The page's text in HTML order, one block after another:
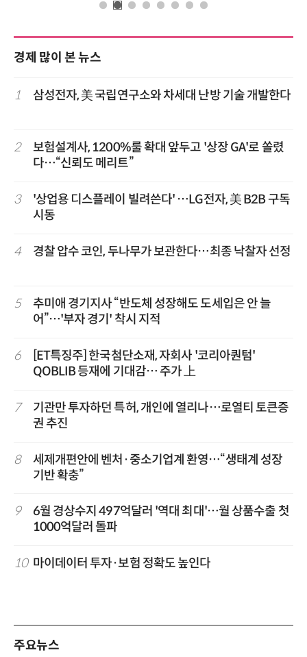
경제 많이 본 뉴스
1 삼성전자, 美 국립연구소와 차세대 난방 기술 개발한다
2
보험설계사, 1200%룰 확대 앞두고 '상장 GA'로 쏠렸
다…“신뢰도 메리트”
3
'상업용 디스플레이 빌려쓴다' …LG전자, 美 B2B 구독
시동
4 경찰 압수 코인, 두나무가 보관한다…최종 낙찰자 선정
5
추미애 경기지사 “반도체 성장해도 도세입은 안 늘
어”…'부자 경기' 착시 지적
6
[ET특징주] 한국첨단소재, 자회사 '코리아퀀텀'
QOBLIB 등재에 기대감… 주가 上
7
기관만 투자하던 특허, 개인에 열리나…로열티 토큰증
권 추진
8
세제개편안에 벤처·중소기업계 환영…“생태계 성장
기반 확충”
9
6월 경상수지 497억달러 '역대 최대'…월 상품수출 첫
1000억달러 돌파
10 마이데이터 투자·보험 정확도 높인다
주요뉴스